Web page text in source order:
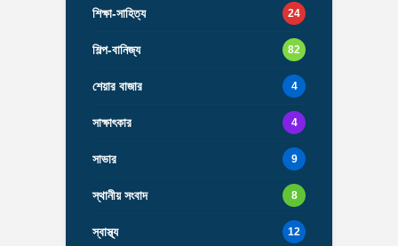
শিক্ষা-সাহিত্য 24
শিল্প-বানিজ্য 82
শেয়ার বাজার 4
সাক্ষাৎকার 4
সাভার 9
স্থানীয় সংবাদ 8
স্বাস্থ্য 12